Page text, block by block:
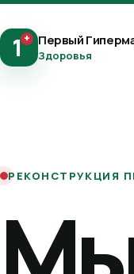
1+ Первый
Здоровья
РЕКОНСТРУКЦИЯ